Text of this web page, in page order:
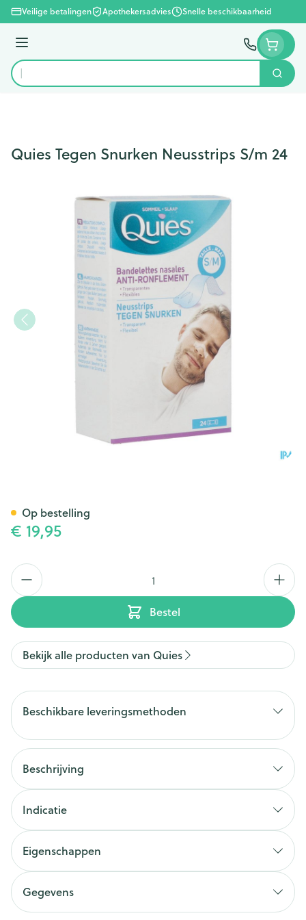
Ga naar de inhoud
Veilige betalingen Apothekersadvies Snelle beschikbaarheid
Menu
Product, merk, categorie...
Zoek
Quies Tegen Snurken Neusstrips S/m 24
€ 19,95
Aantal
Bestel
Op bestelling
Bekijk alle producten van Quies
Beschikbare leveringsmethoden
Beschrijving
Indicatie
Eigenschappen
Gegevens